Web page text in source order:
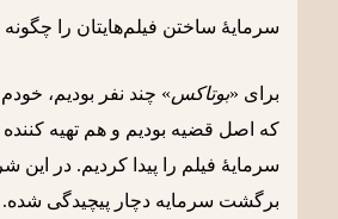
سرمایۀ ساختن فیلم‌هایتان را
برای «بوتاکس» چند نفر بودیم،
که اصل قضیه بودیم و هم تهیه کننده
سرمایۀ فیلم را پیدا کردیم. در این
برگشت سرمایه دچار پیچیدگی شده.